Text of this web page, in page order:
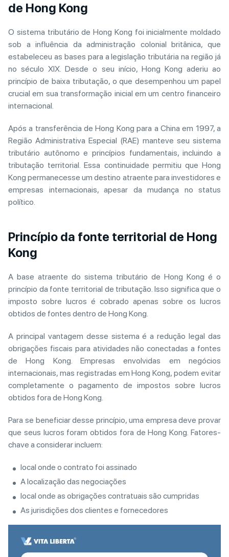
de Hong Kong
O sistema tributário de Hong Kong foi inicialmente moldado
sob a influência da administração colonial britânica, que
estabeleceu as bases para a legislação tributária na região já
no século XIX. Desde o seu início, Hong Kong aderiu ao
princípio de baixa tributação, o que desempenhou um papel
crucial em sua transformação inicial em um centro financeiro
internacional.
Após a transferência de Hong Kong para a China em 1997, a
Região Administrativa Especial (RAE) manteve seu sistema
tributário autônomo e princípios fundamentais, incluindo a
tributação territorial. Essa continuidade permitiu que Hong
Kong permanecesse um destino atraente para investidores e
empresas internacionais, apesar da mudança no status
político.
Princípio da fonte territorial de Hong
Kong
A base atraente do sistema tributário de Hong Kong é o
princípio da fonte territorial de tributação. Isso significa que o
imposto sobre lucros é cobrado apenas sobre os lucros
obtidos de fontes dentro de Hong Kong.
A principal vantagem desse sistema é a redução legal das
obrigações fiscais para atividades não conectadas a fontes
de Hong Kong. Empresas envolvidas em negócios
internacionais, mas registradas em Hong Kong, podem evitar
completamente o pagamento de impostos sobre lucros
obtidos fora de Hong Kong.
Para se beneficiar desse princípio, uma empresa deve provar
que seus lucros foram obtidos fora de Hong Kong. Fatores-
chave a considerar incluem:
local onde o contrato foi assinado
A localização das negociações
local onde as obrigações contratuais são cumpridas
As jurisdições dos clientes e fornecedores